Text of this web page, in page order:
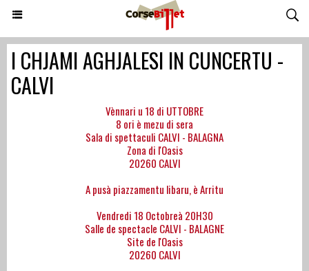
I CHJAMI AGHJALESI IN CUNCERTU -
CALVI
Vènnari u 18 di UTTOBRE
8 ori è mezu di sera
Sala di spettaculi CALVI - BALAGNA
Zona di l'Oasis
20260 CALVI
A pusà piazzamentu libaru, è Arritu
Vendredi 18 Octobreà 20H30
Salle de spectacle CALVI - BALAGNE
Site de l'Oasis
20260 CALVI